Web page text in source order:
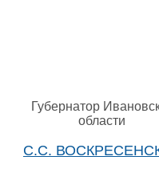
Губернатор
области
С.С.